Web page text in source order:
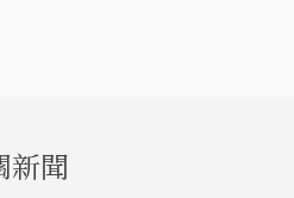
新聞